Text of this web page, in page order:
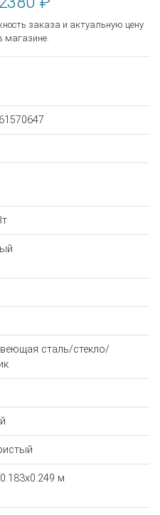
заказа и актуальную цену
магазине.
сталь/стекло/
м